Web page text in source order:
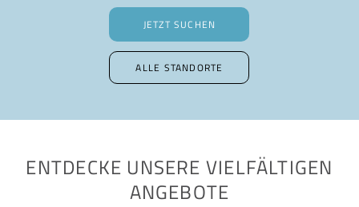
JETZT SUCHEN
ALLE STANDORTE
ENTDECKE UNSERE VIELFÄLTIGEN
ANGEBOTE